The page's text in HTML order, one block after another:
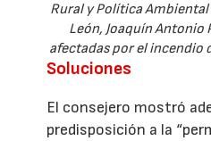
Rural y Política Ambiental
León, Joaquín Antonio
afectadas por el incendio
Soluciones
El consejero mostró
predisposición a la